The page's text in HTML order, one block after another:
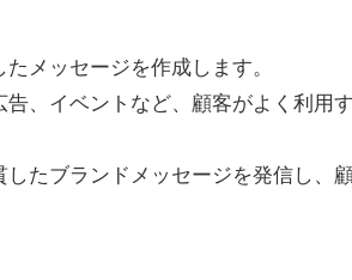
メッセージを作成します。
、イベントなど、顧客がよく利用
たブランドメッセージを発信し、